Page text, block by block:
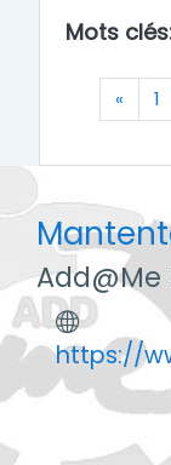
Mots clés
« 1
Add@Me
https://